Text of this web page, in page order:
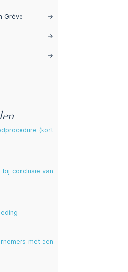
Gréve →
→
→
(kort
bij conclusie van
met een